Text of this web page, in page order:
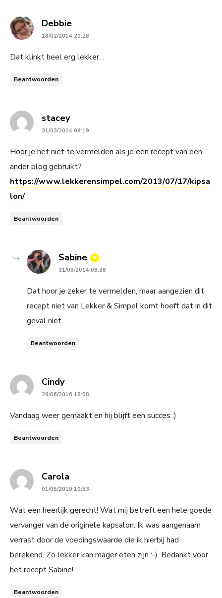
Debbiesays:
18/02/2014 20:28
Dat klinkt heel erg lekker…
Beantwoorden
staceysays:
31/03/2014 08:19
Hoor je het niet te vermelden als je een recept van een
ander blog gebruikt?
https://www.lekkerensimpel.com/2013/07/17/kipsa
lon/
Beantwoorden
Sabine says:
31/03/2014 08:38
Dat hoor je zeker te vermelden, maar aangezien dit
recept niet van Lekker & Simpel komt hoeft dat in dit
geval niet.
Beantwoorden
Cindysays:
28/06/2016 18:08
Vandaag weer gemaakt en hij blijft een succes :)
Beantwoorden
Carola
01/05/2019 10:53
Wat een heerlijk gerecht! Wat mij betreft een hele goede
vervanger van de originele kapsalon. Ik was aangenaam
verrast door de voedingswaarde die ik hierbij had
berekend. Zo lekker kan mager eten zijn :-). Bedankt voor
het recept Sabine!
Beantwoorden